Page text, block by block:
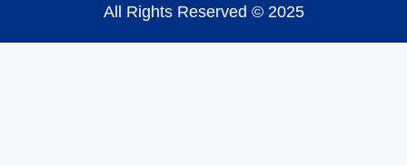
All Rights Reserved © 2025